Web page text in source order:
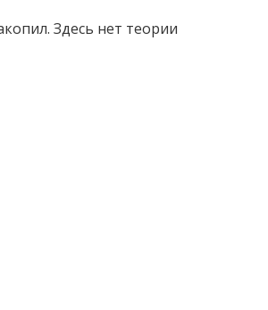
Здесь нет теории